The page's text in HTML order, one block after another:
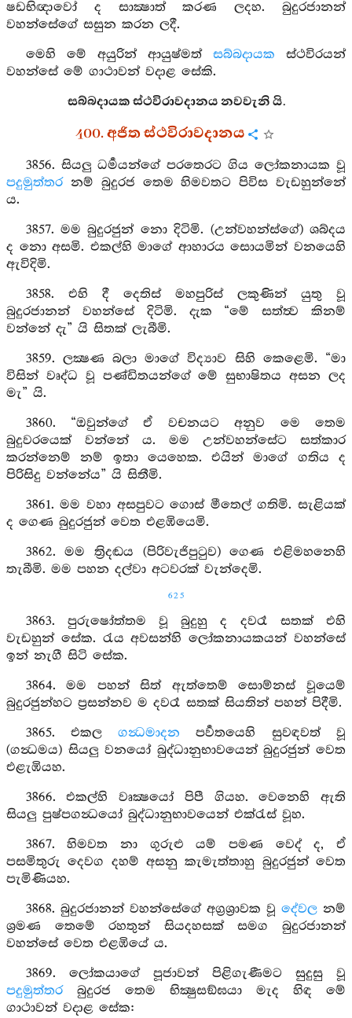
ෂඩභිඥාවෝ ද සාක්‍ෂාත් කරණ ලදහ. බුදුරජානන්
වහන්සේගේ සසුන කරන ලදී.
මෙහි මේ අයුරින් ආයුෂ්මත් සබ්බදායක ස්ථවිරයන්
වහන්සේ මේ ගාථාවන් වදාළ සේකි.
සබ්බදායක ස්ථවිරාවදානය නවවැනි යි.
400. අජිත ස්ථවිරාවදානය
3856. සියලු ධර්‍මයන්ගේ පරතෙරට ගිය ලෝකනායක වූ
පදුමුත්තරනම් බුදුරජ තෙම හිමවතට පිවිස වැඩහුන්නේ
ය.
3857. මම බුදුරජුන් නො දිටිමි. (උන්වහන්ස්ගේ) ශබ්දය
ද නො අසමි. එකල්හි මාගේ ආහාරය සොයමින් වනයෙහි
ඇවිදිමි.
3858. එහි දී දෙතිස් මහපුරිස් ලකුණින් යුතු වූ
බුදුරජානන් වහන්සේ දිටිමි. දැක “මේ සත්ත්‍ව කිනම්
වන්නේ දැ” යි සිතක් ලැබීමි.
3859. ලක්‍ෂණ බලා මාගේ විද්‍යාව සිහි කෙළෙමි. “මා
විසින් වෘද්ධ වූ පණ්ඩිතයන්ගේ මේ සුභාෂිතය අසන ලද
මැ” යි.
3860. “ඔවුන්ගේ ඒ වචනයට අනුව මෙ තෙම
බුදුවරයෙක් වන්නේ ය. මම උන්වහන්සේට සත්කාර
කරන්නෙම් නම් ඉතා යෙහෙක. එයින් මාගේ ගතිය ද
පිරිසිදු වන්නේය” යි සිතීමි.
3861. මම වහා අසපුවට ගොස් මීතෙල් ගතිමි. සැළියක්
ද ගෙණ බුදුරජුන් වෙත එළඹියෙමි.
3862. මම ත්‍රිදණ්‍ඩය (පිරිවැජිපුටුව) ගෙණ එළිමහනෙහි
තැබීමි. මම පහන දල්වා අටවරක් වැන්දෙමි.
625
3863. පුරුෂෝත්තම වූ බුදුහු ද දවරෑ සතක් එහි
වැඩහුන් සේක. රැය අවසන්හි ලෝකනායකයන් වහන්සේ
ඉන් නැගී සිටි සේක.
3864. මම පහන් සිත් ඇත්තෙම් සොම්නස් වූයෙම්
බුදුරජුන්හට ප්‍රසන්නව ම දවරෑ සතක් සියතින් පහන් පිදීමි.
3865. එකලගන්‍ධමාදන පර්‍වතයෙහි සුවඳවත් වූ
(ගන්‍ධමය) සියලු වනයෝ බුද්ධානුභාවයෙන් බුදුරජුන් වෙත
එළැඹියහ.
3866. එකල්හි වෘක්‍ෂයෝ පිපී ගියහ. වෙනෙහි ඇති
සියලු පුෂ්පගන්‍ධයෝ බුද්ධානුභාවයෙන් එක්රැස් වූහ.
3867. හිමවත නා ගුරුළු යම් පමණ වෙද් ද, ඒ
පසමිතුරු දෙවග දහම් අසනු කැමැත්තාහු බුදුරජුන් වෙත
පැමිණියහ.
3868. බුදුරජානන් වහන්සේගේ අග්‍රශ්‍රාවක වූ දේවලනම්
ශ්‍රමණ තෙමේ රහතුන් සියදහසක් සමග බුදුරජානන්
වහන්සේ වෙත එළඹියේ ය.
3869. ලෝකයාගේ පූජාවන් පිළිගැණීමට සුදුසු වූ
පදුමුත්තරබුදුරජ තෙම භික්‍ෂුසඞ්ඝයා මැද හිඳ මේ
ගාථාවන් වදාළ සේක: